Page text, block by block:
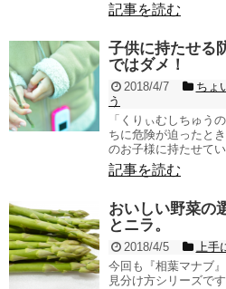
記事を読む
子供に持たせる
ではダメ！
2018/4/7 ちょ
う
「くりぃむしちゅう
ちに危険が迫ったと
のお子様に持たせて
記事を読む
おいしい野菜の
とニラ。
2018/4/5 上手
今回も『相葉マナブ
見分け方シリーズで